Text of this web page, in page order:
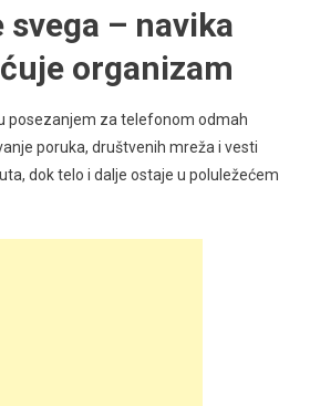
– navika
organizam
posezanjem za telefonom odmah
poruka, društvenih mreža i vesti
dok telo i dalje ostaje u poluležećem